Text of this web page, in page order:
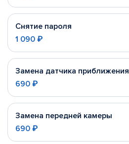
Снятие пароля
1 090 ₽
Замена датчика приближения
690 ₽
Замена передней камеры
690 ₽